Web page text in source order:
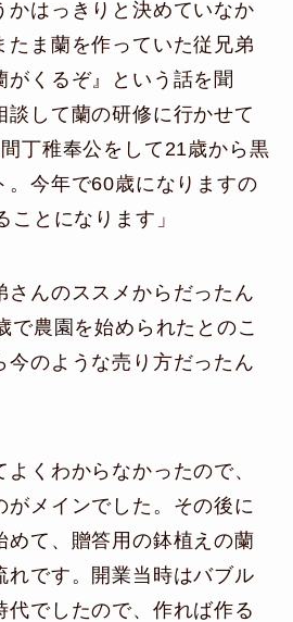
かはっきりと決めていなか
たま蘭を作っていた従兄弟
がくるぞ』という話を聞
談して蘭の研修に行かせて
丁稚奉公をして21歳から黒
。今年で60歳になりますの
ことになります」
さんのススメからだったん
で農園を始められたとのこ
今のような売り方だったん
よくわからなかったので、
がメインでした。その後に
めて、贈答用の鉢植えの蘭
れです。開業当時はバブル
代でしたので、作れば作る